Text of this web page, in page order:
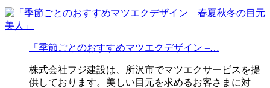
「季節ごとのおすすめマツエクデザイン –…
株式会社フジ建設は、所沢市でマツエクサービスを提
供しております。美しい目元を求めるお客さまに対